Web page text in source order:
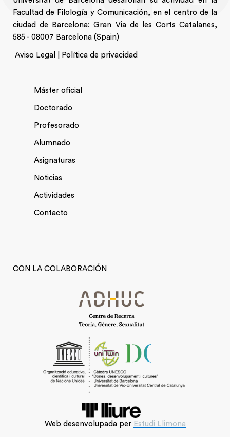
Facultad de Filología y Comunicación, en el centro de la
ciudad de Barcelona: Gran Via de les Corts Catalanes,
585 - 08007 Barcelona (Spain)
Aviso Legal | Política de privacidad
PRINCIPAL
Máster oficial
Doctorado
Profesorado
Alumnado
Asignaturas
MENU
Noticias
Actividades
Contacto
CON LA COLABORACIÓN
Web desenvolupada per Estudi Llimona